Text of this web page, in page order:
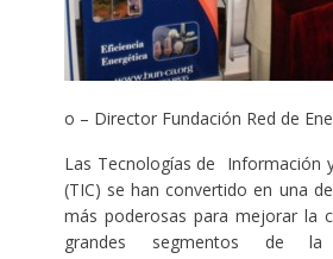
o – Director Fundación Red de
Las Tecnologías de Información
(TIC) se han convertido en una
más poderosas para mejorar la
grandes segmentos de